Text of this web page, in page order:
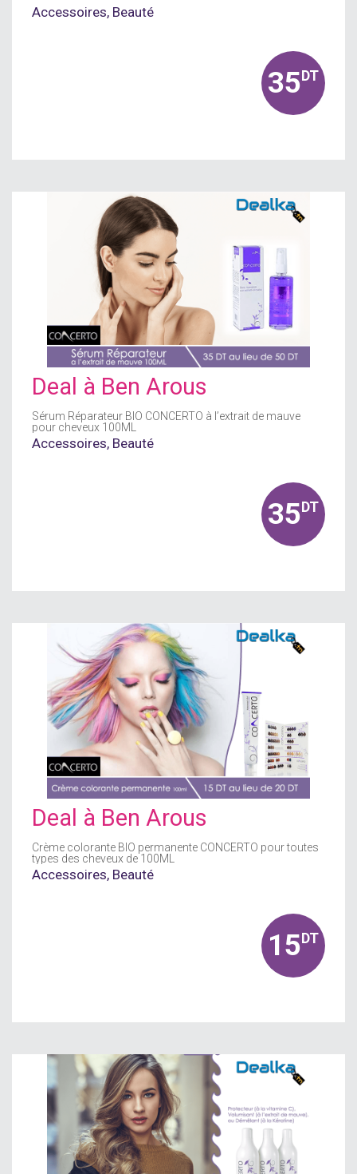
Accessoires, Beauté
35DT
Deal à Ben Arous
Sérum Réparateur BIO CONCERTO à l’extrait de mauve
pour cheveux 100ML
Accessoires, Beauté
35DT
Deal à Ben Arous
Crème colorante BIO permanente CONCERTO pour toutes
types des cheveux de 100ML
Accessoires, Beauté
15DT